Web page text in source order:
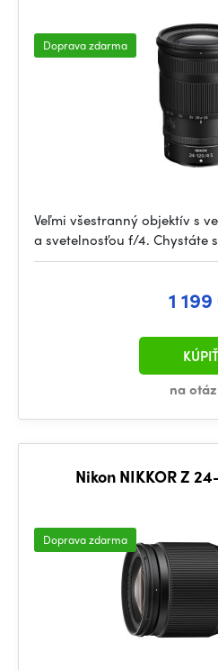
Doprava zdarma
Veľmi všestranný objektív s
a svetelnosťou f/4. Chystáte
1
na
KÚPIŤ
Nikon NIKKOR Z
Doprava zdarma